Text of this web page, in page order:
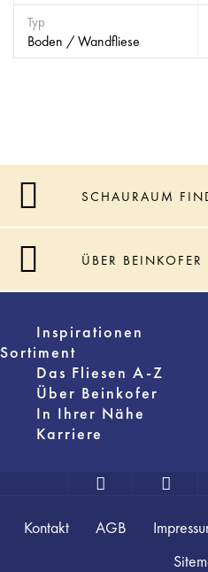
Typ
Boden / Wandfliese
SCHAURAUM
ÜBER BEINKOFER
Inspirationen
Sortiment
Das Fliesen A-Z
Über Beinkofer
In Ihrer Nähe
Karriere
Kontakt AGB